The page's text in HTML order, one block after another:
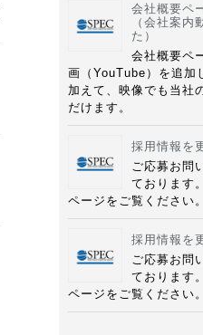
会社概要ペ
（会社案内
た）
会社概要ペ
画（YouTube）を追加
加えて、映像でも当社
だけます。
採用情報を
ご応募お問
ております
ページをご覧ください。
採用情報を
ご応募お問
ております
ページをご覧ください。